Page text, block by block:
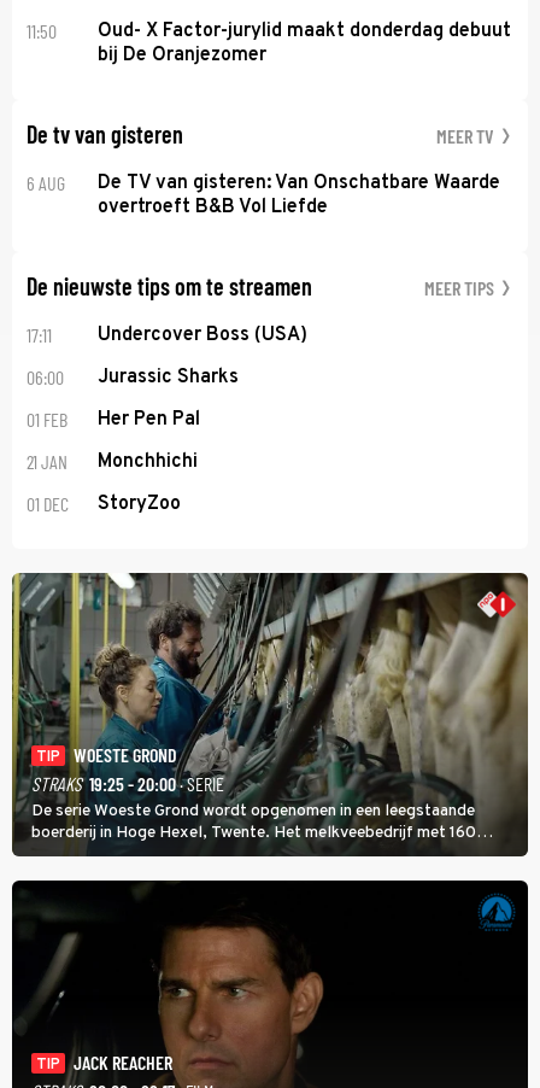
11:50
Oud- X Factor-jurylid maakt donderdag debuut
bij De Oranjezomer
De tv van gisteren MEER TV
6 AUG
De TV van gisteren: Van Onschatbare Waarde
overtroeft B&B Vol Liefde
De nieuwste tips om te streamen MEER TIPS
17:11 Undercover Boss (USA)
06:00 Jurassic Sharks
01 FEB Her Pen Pal
21 JAN Monchhichi
01 DEC StoryZoo
TIP
WOESTE GROND
STRAKS 19:25 - 20:00· SERIE
De serie Woeste Grond wordt opgenomen in een leegstaande
boerderij in Hoge Hexel, Twente. Het melkveebedrijf met 160
koeien moest sluiten, omdat het dicht bij een Natura 2000-gebied
ligt. In de serie heerst er een gevaarlijke veeziekte.
TIP
JACK REACHER